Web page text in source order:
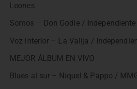
Leones
Somos – Don Godie / Independiente
Voz interior – La Valija /
MEJOR ÁLBUM EN VIVO
Blues al sur – Niquel & Pappo /